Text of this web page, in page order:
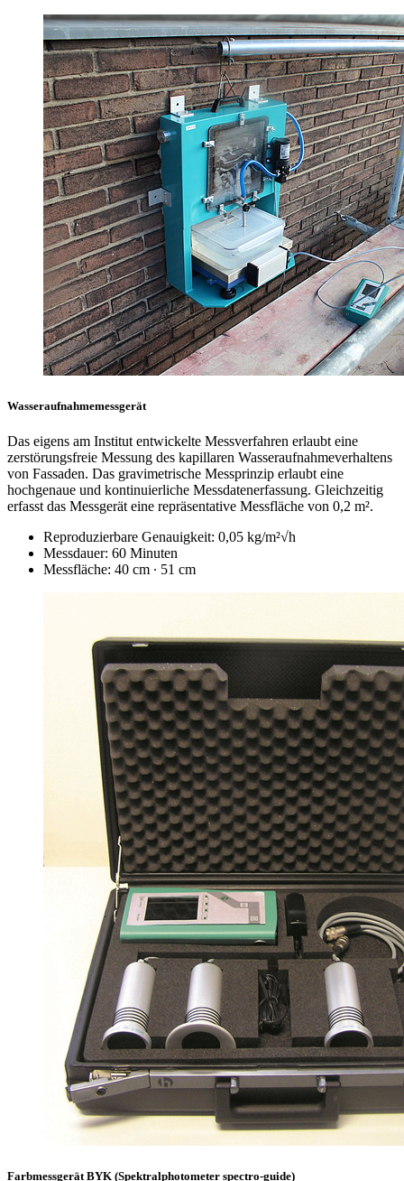
Wasseraufnahmemessgerät
Das eigens am Institut entwickelte Messverfahren erlaubt eine
zerstörungsfreie Messung des kapillaren Wasseraufnahmeverhaltens
von Fassaden. Das gravimetrische Messprinzip erlaubt eine
hochgenaue und kontinuierliche Messdatenerfassung. Gleichzeitig
erfasst das Messgerät eine repräsentative Messfläche von 0,2 m².
Reproduzierbare Genauigkeit: 0,05 kg/m²√h
Messdauer: 60 Minuten
Messfläche: 40 cm ∙ 51 cm
Farbmessgerät BYK (Spektralphotometer spectro-guide)